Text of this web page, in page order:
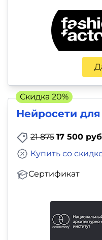
Нейросети
21 875 17 500
Сертификат
Купить со
Скидка 20%